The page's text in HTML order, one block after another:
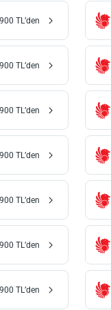
900 TL’den
900 TL’den
900 TL’den
900 TL’den
900 TL’den
900 TL’den
900 TL’den